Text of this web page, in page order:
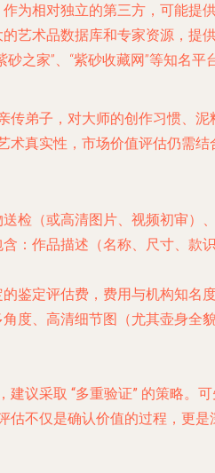
作为相对独立的第三方，可能
的艺术品数据库和专家资源，提
砂之家”、“紫砂收藏网”等知名
传弟子 ，对大师的创作习惯、
真实性，市场价值评估仍需结
检（或高清图片、视频初审）
含：作品描述（名称、尺寸、
鉴定评估费，费用与机构知名
角度、高清细节图 （尤其壶身全
建议采取 “多重验证” 的策略。
不仅是确认价值的过程，更